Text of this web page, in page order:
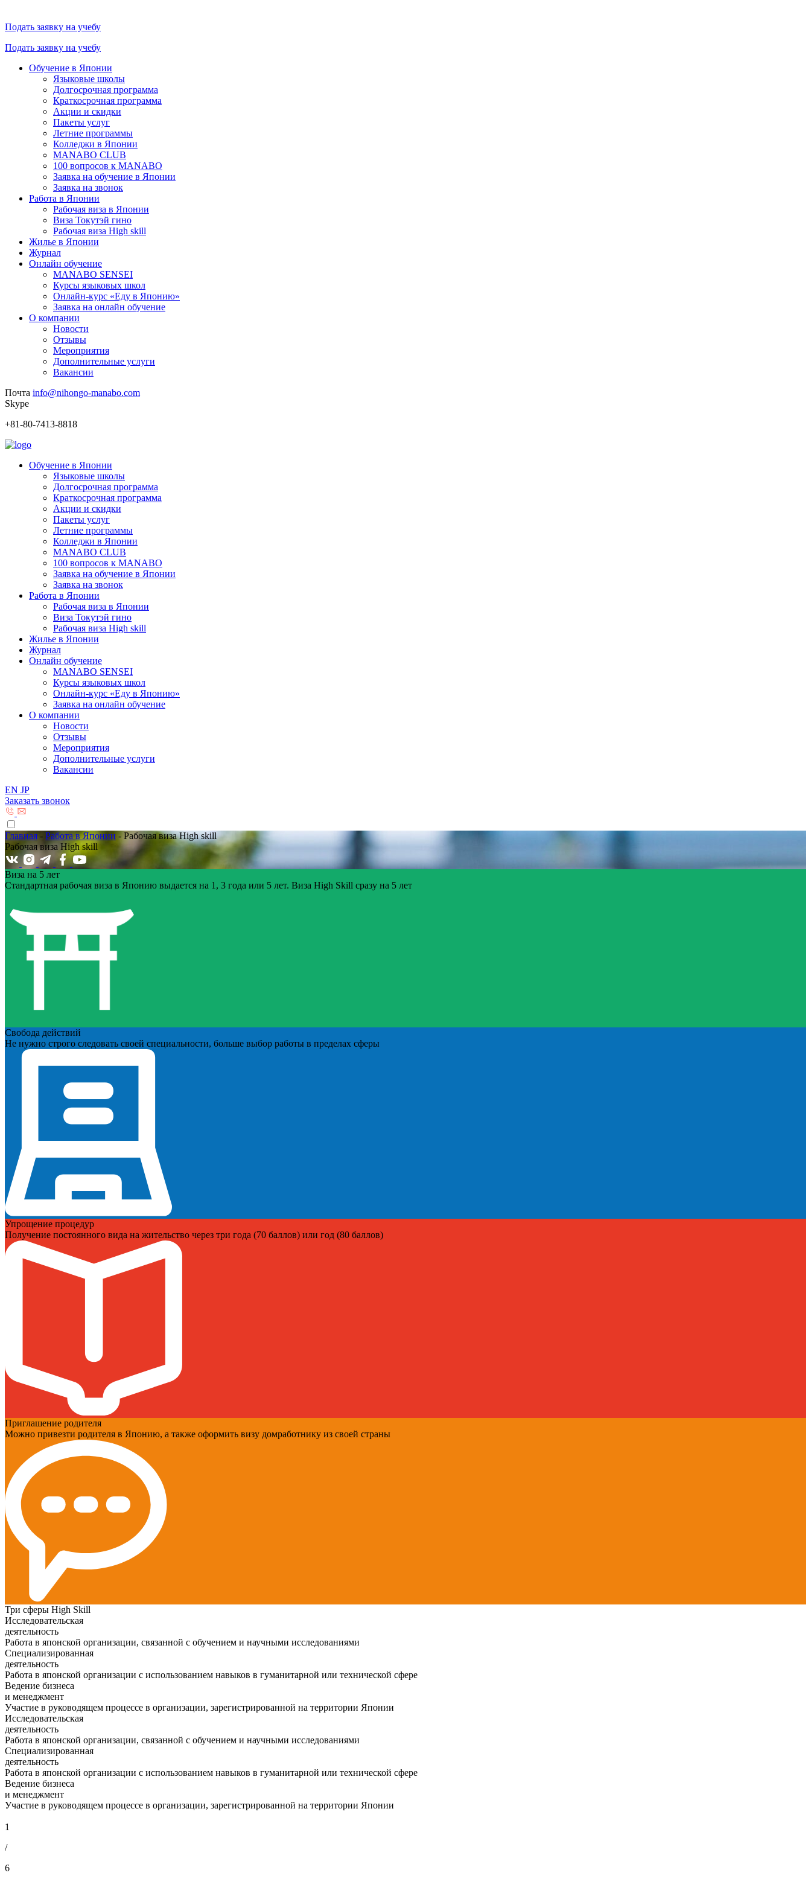
Подать заявку на учебу
Подать заявку на учебу
Обучение в Японии
Языковые школы
Долгосрочная программа
Краткосрочная программа
Акции и скидки
Пакеты услуг
Летние программы
Колледжи в Японии
MANABO CLUB
100 вопросов к MАNABO
Заявка на обучение в Японии
Заявка на звонок
Работа в Японии
Рабочая виза в Японии
Виза Токутэй гино
Рабочая виза High skill
Жилье в Японии
Журнал
Онлайн обучение
MANABO SENSEI
Курсы языковых школ
Онлайн-курс «Еду в Японию»
Заявка на онлайн обучение
О компании
Новости
Отзывы
Мероприятия
Дополнительные услуги
Вакансии
Почта info@nihongo-manabo.com
Skype
+81-80-7413-8818
Обучение в Японии
Языковые школы
Долгосрочная программа
Краткосрочная программа
Акции и скидки
Пакеты услуг
Летние программы
Колледжи в Японии
MANABO CLUB
100 вопросов к MАNABO
Заявка на обучение в Японии
Заявка на звонок
Работа в Японии
Рабочая виза в Японии
Виза Токутэй гино
Рабочая виза High skill
Жилье в Японии
Журнал
Онлайн обучение
MANABO SENSEI
Курсы языковых школ
Онлайн-курс «Еду в Японию»
Заявка на онлайн обучение
О компании
Новости
Отзывы
Мероприятия
Дополнительные услуги
Вакансии
EN JP
Заказать звонок
Главная - Работа в Японии - Рабочая виза High skill
Рабочая виза High skill
Виза на 5 лет
Стандартная рабочая виза в Японию выдается на 1, 3 года или 5 лет. Виза High Skill сразу на 5 лет
Свобода действий
Не нужно строго следовать своей специальности, больше выбор работы в пределах сферы
Упрощение процедур
Получение постоянного вида на жительство через три года (70 баллов) или год (80 баллов)
Приглашение родителя
Можно привезти родителя в Японию, а также оформить визу домработнику из своей страны
Три сферы High Skill
Исследовательская
деятельность
Работа в японской организации, связанной с обучением и научными исследованиями
Специализированная
деятельность
Работа в японской организации с использованием навыков в гуманитарной или технической сфере
Ведение бизнеса
и менеджмент
Участие в руководящем процессе в организации, зарегистрированной на территории Японии
Исследовательская
деятельность
Работа в японской организации, связанной с обучением и научными исследованиями
Специализированная
деятельность
Работа в японской организации с использованием навыков в гуманитарной или технической сфере
Ведение бизнеса
и менеджмент
Участие в руководящем процессе в организации, зарегистрированной на территории Японии
1
/
6